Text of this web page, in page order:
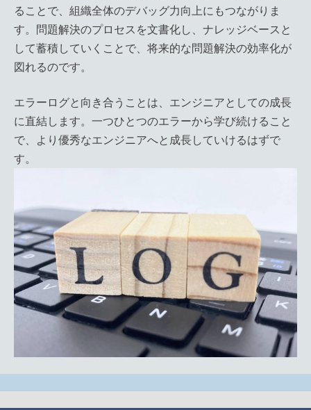
ることで、組織全体のデバッグ力向上にもつながりま
す。問題解決のプロセスを文書化し、ナレッジベースと
して蓄積していくことで、将来的な問題解決の効率化が
図れるのです。
エラーログと向き合うことは、エンジニアとしての成長
に直結します。一つひとつのエラーから学び続けること
で、より優秀なエンジニアへと成長していけるはずで
す。